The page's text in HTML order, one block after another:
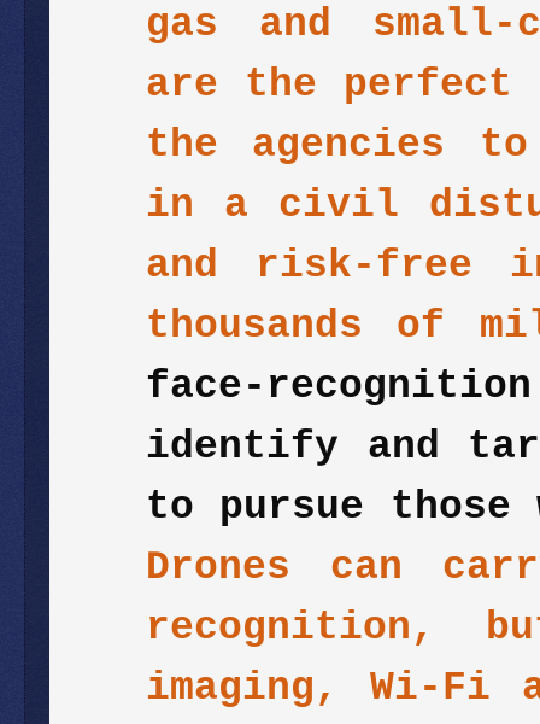
gas and small-
are the perfect
the agencies
in a civil
and risk-free
thousands of
face-
identify and
to pursue
Drones can
recognition,
imaging, Wi-Fi